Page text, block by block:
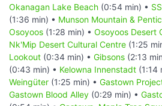
Okanagan Lake Beach (0:54 min) •
(1:36 min) • Munson Mountain &
Osoyoos (1:28 min) • Osoyoos Desert
Nk'Mip Desert Cultural Centre (1:25
Lookout (0:34 min) • Gibsons (2:13
(0:43 min) • Kelowna Innenstadt (1:14
Weingüter (1:25 min) • Gastown
Gastown Blood Alley (0:29 min) •